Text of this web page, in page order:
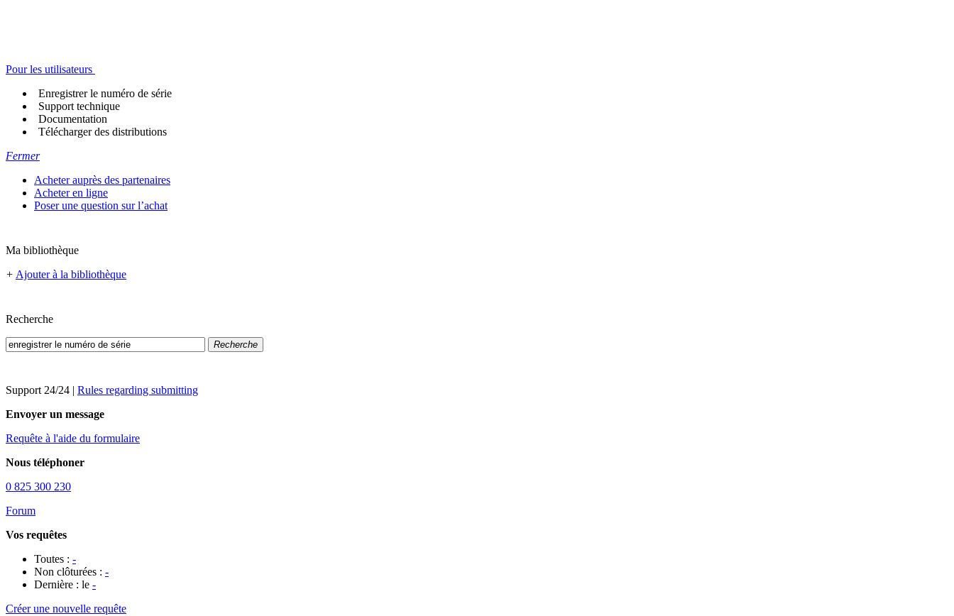
Pour les utilisateurs
Enregistrer le numéro de série
Support technique
Documentation
Télécharger des distributions
Fermer
Acheter auprès des partenaires
Acheter en ligne
Poser une question sur l’achat
Ma bibliothèque
+ Ajouter à la bibliothèque
Recherche
Recherche
Support 24/24 | Rules regarding submitting
Envoyer un message
Requête à l'aide du formulaire
Nous téléphoner
0 825 300 230
Forum
Vos requêtes
Toutes : -
Non clôturées : -
Dernière : le -
Créer une nouvelle requête